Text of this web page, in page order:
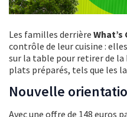
Les familles derrière What’s
contrôle de leur cuisine :
sur la table pour retirer de
plats préparés, tels que les
Nouvelle
Avec une offre de 148 euros